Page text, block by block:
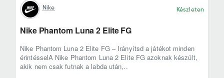
Nike Készleten
Nike Phantom Luna 2 Elite FG
Nike Phantom Luna 2 Elite FG – Irányítsd a játékot minden
érintésselA Nike Phantom Luna 2 Elite FG azoknak készült,
akik nem csak futnak a labda után,..